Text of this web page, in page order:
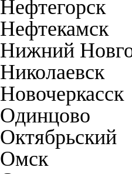
Нефтегорск
Нефтекамск
Нижний
Николаевск
Новочеркасск
Одинцово
Октябрьский
Омск